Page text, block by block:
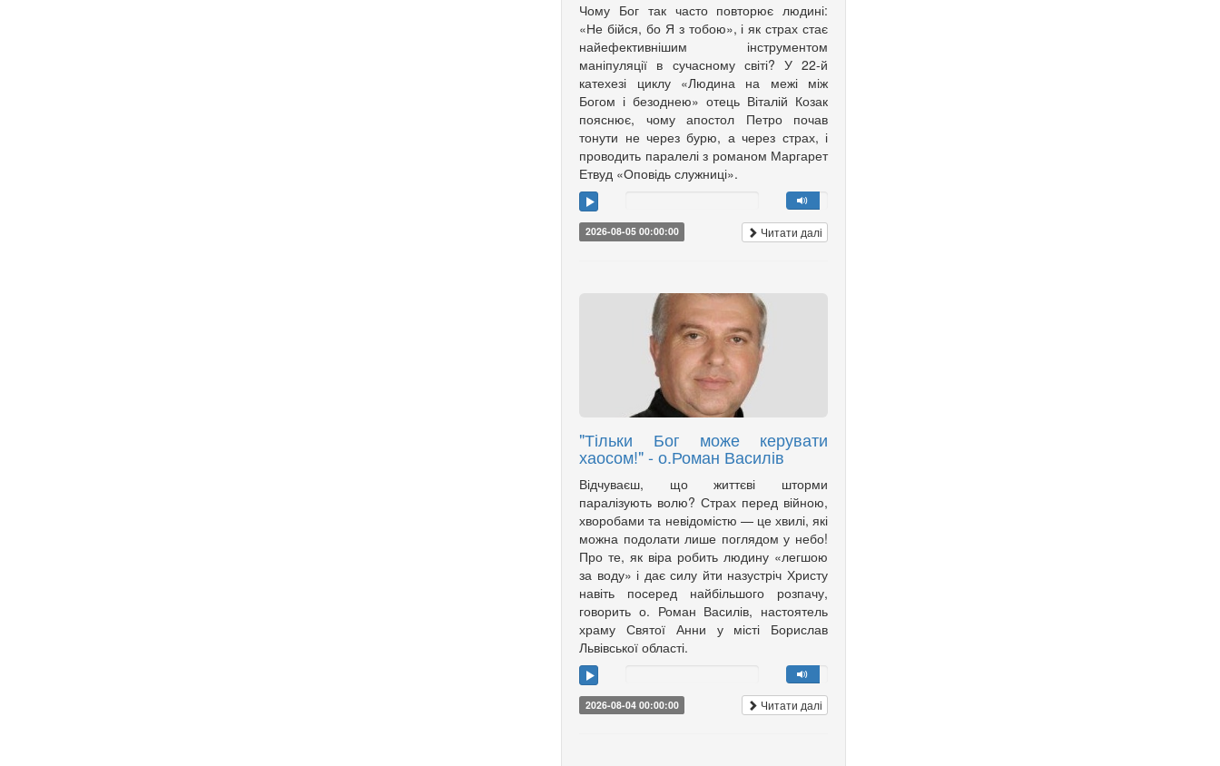
Чому Бог так часто повторює людині:
«Не бійся, бо Я з тобою», і як страх стає
найефективнішим інструментом
маніпуляції в сучасному світі? У 22-й
катехезі циклу «Людина на межі між
Богом і безоднею» отець Віталій Козак
пояснює, чому апостол Петро почав
тонути не через бурю, а через страх, і
проводить паралелі з романом Маргарет
Етвуд «Оповідь служниці».
2026-08-05 00:00:00 Читати далі
"Тільки Бог може керувати
хаосом!" - о.Роман Василів
Відчуваєш, що життєві шторми
паралізують волю? Страх перед війною,
хворобами та невідомістю — це хвилі, які
можна подолати лише поглядом у небо!
Про те, як віра робить людину «легшою
за воду» і дає силу йти назустріч Христу
навіть посеред найбільшого розпачу,
говорить о. Роман Василів, настоятель
храму Святої Анни у місті Борислав
Львівської області.
2026-08-04 00:00:00 Читати далі